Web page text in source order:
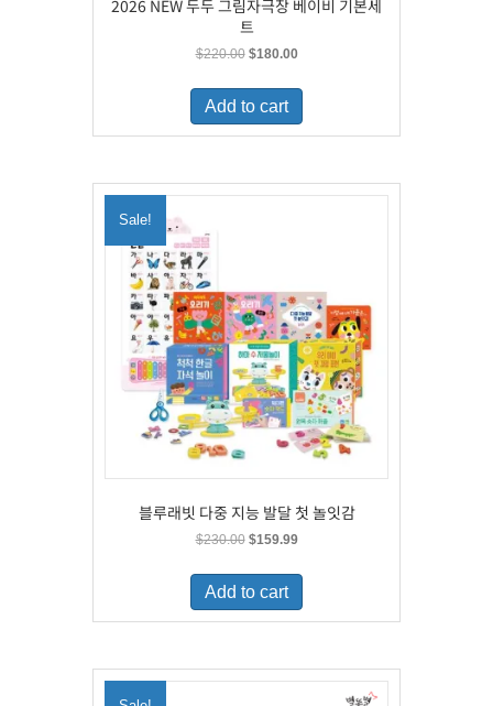
2026 NEW 두두 그림자극장 베이비 기본세
트
$220.00 Original
was:
$220.00.
$180.00Current
is:
Add to cart
Sale!
블루래빗 다중 지능 발달 첫 놀잇감
$230.00 Original
was:
$230.00.
$159.99Current
is:
Add to cart